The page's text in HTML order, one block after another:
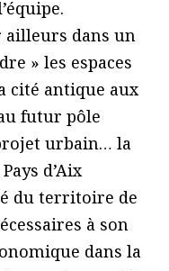
ailleurs dans un
» les espaces
cité antique aux
futur pôle
urbain… la
d’Aix
du territoire de
à son
dans la